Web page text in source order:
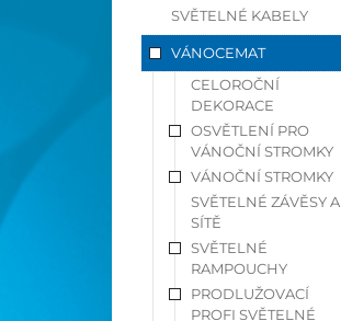
SVĚTELNÉ KABELY
VÁNOCEMAT
CELOROČNÍ
DEKORACE
OSVĚTLENÍ PRO
VÁNOČNÍ STROMKY
VÁNOČNÍ STROMKY
SVĚTELNÉ ZÁVĚSY A
SÍTĚ
SVĚTELNÉ
RAMPOUCHY
PRODLUŽOVACÍ
PROFI SVĚTELNÉ